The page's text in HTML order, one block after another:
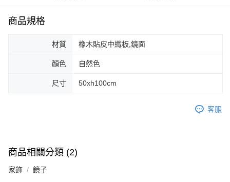
商品規格
材質 橡木貼皮中纖板,鏡面
顏色 自然色
尺寸 50xh100cm
客服
商品相關分類 (2)
家飾 鏡子